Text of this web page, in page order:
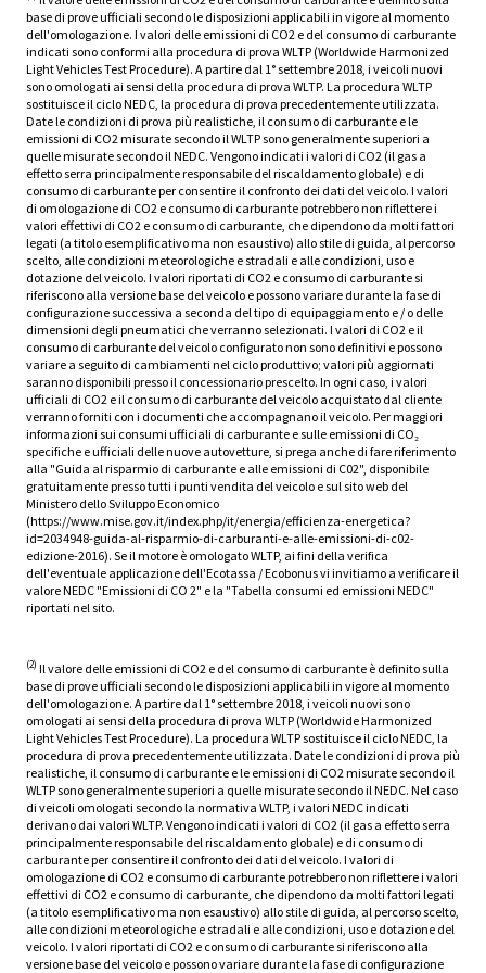
base di prove ufficiali secondo le disposizioni applicabili in vigore al momento
dell'omologazione. I valori delle emissioni di CO2 e del consumo di carburante
indicati sono conformi alla procedura di prova WLTP (Worldwide Harmonized
Light Vehicles Test Procedure). A partire dal 1° settembre 2018, i veicoli nuovi
sono omologati ai sensi della procedura di prova WLTP. La procedura WLTP
sostituisce il ciclo NEDC, la procedura di prova precedentemente utilizzata.
Date le condizioni di prova più realistiche, il consumo di carburante e le
emissioni di CO2 misurate secondo il WLTP sono generalmente superiori a
quelle misurate secondo il NEDC. Vengono indicati i valori di CO2 (il gas a
effetto serra principalmente responsabile del riscaldamento globale) e di
consumo di carburante per consentire il confronto dei dati del veicolo. I valori
di omologazione di CO2 e consumo di carburante potrebbero non riflettere i
valori effettivi di CO2 e consumo di carburante, che dipendono da molti fattori
legati (a titolo esemplificativo ma non esaustivo) allo stile di guida, al percorso
scelto, alle condizioni meteorologiche e stradali e alle condizioni, uso e
dotazione del veicolo. I valori riportati di CO2 e consumo di carburante si
riferiscono alla versione base del veicolo e possono variare durante la fase di
configurazione successiva a seconda del tipo di equipaggiamento e / o delle
dimensioni degli pneumatici che verranno selezionati. I valori di CO2 e il
consumo di carburante del veicolo configurato non sono definitivi e possono
variare a seguito di cambiamenti nel ciclo produttivo; valori più aggiornati
saranno disponibili presso il concessionario prescelto. In ogni caso, i valori
ufficiali di CO2 e il consumo di carburante del veicolo acquistato dal cliente
verranno forniti con i documenti che accompagnano il veicolo. Per maggiori
informazioni sui consumi ufficiali di carburante e sulle emissioni di CO₂
specifiche e ufficiali delle nuove autovetture, si prega anche di fare riferimento
alla "Guida al risparmio di carburante e alle emissioni di C02", disponibile
gratuitamente presso tutti i punti vendita del veicolo e sul sito web del
Ministero dello Sviluppo Economico
(https://www.mise.gov.it/index.php/it/energia/efficienza-energetica?
id=2034948-guida-al-risparmio-di-carburanti-e-alle-emissioni-di-c02-
edizione-2016). Se il motore è omologato WLTP, ai fini della verifica
dell'eventuale applicazione dell'Ecotassa / Ecobonus vi invitiamo a verificare il
valore NEDC "Emissioni di CO 2" e la "Tabella consumi ed emissioni NEDC"
riportati nel sito.
(2) Il valore delle emissioni di CO2 e del consumo di carburante è definito sulla
base di prove ufficiali secondo le disposizioni applicabili in vigore al momento
dell'omologazione. A partire dal 1° settembre 2018, i veicoli nuovi sono
omologati ai sensi della procedura di prova WLTP (Worldwide Harmonized
Light Vehicles Test Procedure). La procedura WLTP sostituisce il ciclo NEDC, la
procedura di prova precedentemente utilizzata. Date le condizioni di prova più
realistiche, il consumo di carburante e le emissioni di CO2 misurate secondo il
WLTP sono generalmente superiori a quelle misurate secondo il NEDC. Nel caso
di veicoli omologati secondo la normativa WLTP, i valori NEDC indicati
derivano dai valori WLTP. Vengono indicati i valori di CO2 (il gas a effetto serra
principalmente responsabile del riscaldamento globale) e di consumo di
carburante per consentire il confronto dei dati del veicolo. I valori di
omologazione di CO2 e consumo di carburante potrebbero non riflettere i valori
effettivi di CO2 e consumo di carburante, che dipendono da molti fattori legati
(a titolo esemplificativo ma non esaustivo) allo stile di guida, al percorso scelto,
alle condizioni meteorologiche e stradali e alle condizioni, uso e dotazione del
veicolo. I valori riportati di CO2 e consumo di carburante si riferiscono alla
versione base del veicolo e possono variare durante la fase di configurazione